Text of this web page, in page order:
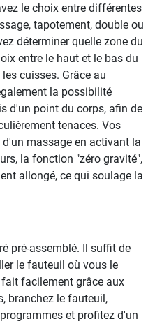
le choix entre différentes
tapotement, double ou
déterminer quelle zone du
entre le haut et le bas du
cuisses. Grâce au
la possibilité
d'un point du corps, afin de
tenaces. Vos
massage en activant la
la fonction "zéro gravité",
allongé, ce qui soulage la
pré-assemblé. Il suffit de
le fauteuil où vous le
facilement grâce aux
branchez le fauteuil,
et profitez d'un